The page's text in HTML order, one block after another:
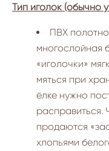
Тип иголок (обычно
ПВХ полотно
многослойная
«иголочки»
мяться при
ёлке нужно
расправиться.
продаются
хлопьями